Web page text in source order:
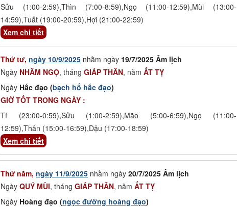
Sửu (1:00-2:59),Thìn (7:00-8:59),Ngọ (11:00-12:59),Mùi (13:00-
14:59),Tuất (19:00-20:59),Hợi (21:00-22:59)
Xem chi tiết
Thứ tư, ngày 10/9/2025 nhằm ngày 19/7/2025 Âm lịch
Ngày NHÂM NGỌ, tháng GIÁP THÂN, năm ẤT TỴ
Ngày Hắc đạo (bạch hổ hắc đạo)
GIỜ TỐT TRONG NGÀY :
Tí (23:00-0:59),Sửu (1:00-2:59),Mão (5:00-6:59),Ngọ (11:00-
12:59),Thân (15:00-16:59),Dậu (17:00-18:59)
Xem chi tiết
Thứ năm, ngày 11/9/2025 nhằm ngày 20/7/2025 Âm lịch
Ngày QUÝ MÙI, tháng GIÁP THÂN, năm ẤT TỴ
Ngày Hoàng đạo (ngọc đường hoàng đạo)